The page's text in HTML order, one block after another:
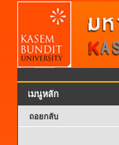
เมนูหลัก
ถอยกลับ